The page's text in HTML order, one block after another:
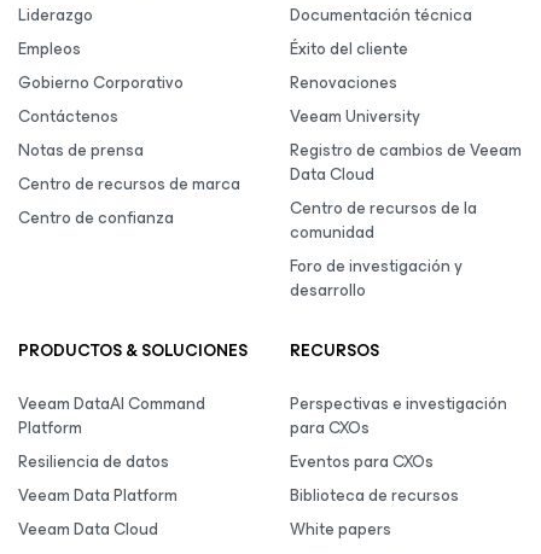
Liderazgo
Empleos
Gobierno Corporativo
Contáctenos
Notas de prensa
Centro de recursos de marca
Centro de confianza
Documentación técnica
Éxito del cliente
Renovaciones
Veeam University
Registro de cambios de Veeam
Data Cloud
Centro de recursos de la
comunidad
Foro de investigación y
desarrollo
PRODUCTOS & SOLUCIONES
Veeam DataAI Command
Platform
Resiliencia de datos
Veeam Data Platform
Veeam Data Cloud
RECURSOS
Perspectivas e investigación
para CXOs
Eventos para CXOs
Biblioteca de recursos
White papers